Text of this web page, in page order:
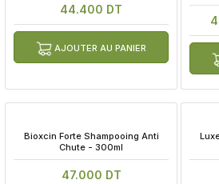
44.400 DT
AJOUTER AU PANIER
Bioxcin Forte Shampooing Anti
Chute - 300ml
47.000 DT